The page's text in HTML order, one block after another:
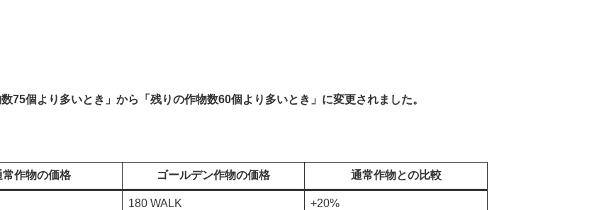
75個より多いとき」から「残りの作物数60個より多いとき」に変更されました。
常作物の価格 ゴールデン作物の価格 通常作物との比較
180 WALK +20%